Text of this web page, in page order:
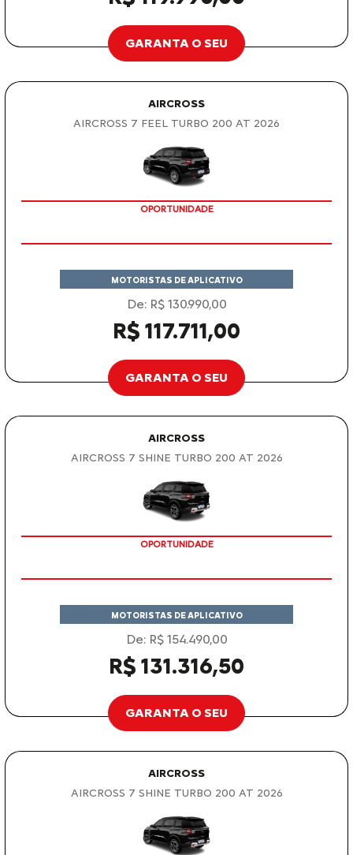
GARANTA O SEU
AIRCROSS
AIRCROSS 7 FEEL TURBO 200 AT 2026
OPORTUNIDADE
MOTORISTAS DE APLICATIVO
De: R$ 130.990,00
R$ 117.711,00
GARANTA O SEU
AIRCROSS
AIRCROSS 7 SHINE TURBO 200 AT 2026
OPORTUNIDADE
MOTORISTAS DE APLICATIVO
De: R$ 154.490,00
R$ 131.316,50
GARANTA O SEU
AIRCROSS
AIRCROSS 7 SHINE TURBO 200 AT 2026